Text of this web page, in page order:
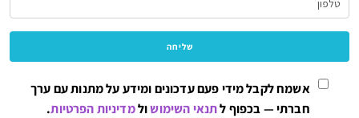
אשמח לקבל מידי פעם עדכונים ומידע על מתנות עם ערך
חברתי — בכפוף לתנאי השימושולמדיניות הפרטיות.